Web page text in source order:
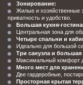
Зонирование:
Жилые и хозяйственные
приватность и удобство.
Большая кухня-
Центральная зона для
Четыре спальни и
Идеально для большой
Три санузла и большая
Максимальный комфорт
Много мест для
Две гардеробные,
Просторная крытая